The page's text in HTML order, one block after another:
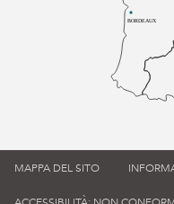
BORDEAUX
MAPPA DEL SITO